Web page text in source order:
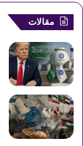
س
و
ك
مقالات